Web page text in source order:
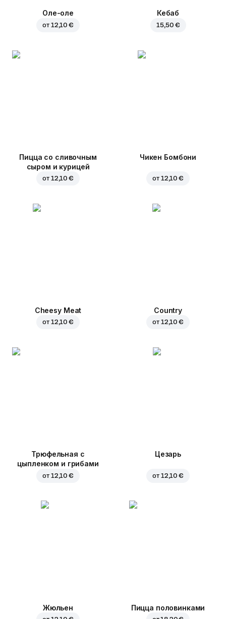
Оле-оле
от 12,10 €
Кебаб
15,50 €
Пицца со сливочным
сыром и курицей
от 12,10 €
Чикен Бомбони
от 12,10 €
Cheesy Meat
от 12,10 €
Country
от 12,10 €
Трюфельная с
цыпленком и грибами
от 12,10 €
Цезарь
от 12,10 €
Жюльен Пицца половинками